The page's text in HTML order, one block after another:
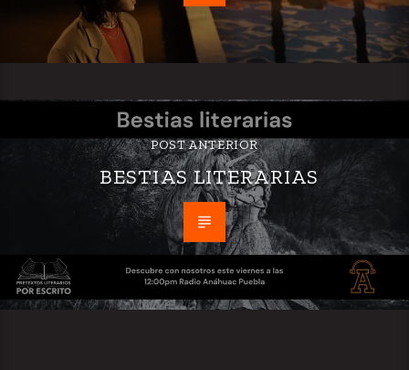
POST ANTERIOR
BESTIAS LITERARIAS